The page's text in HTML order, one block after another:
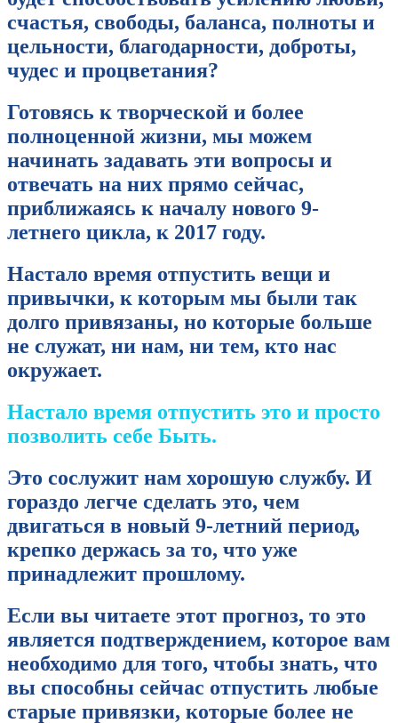
счастья, свободы, баланса, полноты и
цельности, благодарности, доброты,
чудес и процветания?
Готовясь к творческой и более
полноценной жизни, мы можем
начинать задавать эти вопросы и
отвечать на них прямо сейчас,
приближаясь к началу нового 9-
летнего цикла, к 2017 году.
Настало время отпустить вещи и
привычки, к которым мы были так
долго привязаны, но которые больше
не служат, ни нам, ни тем, кто нас
окружает.
Настало время отпустить это и просто
позволить себе Быть.
Это сослужит нам хорошую службу. И
гораздо легче сделать это, чем
двигаться в новый 9-летний период,
крепко держась за то, что уже
принадлежит прошлому.
Если вы читаете этот прогноз, то это
является подтверждением, которое вам
необходимо для того, чтобы знать, что
вы способны сейчас отпустить любые
старые привязки, которые более не